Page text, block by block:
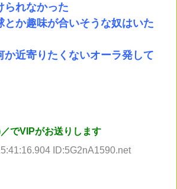
られなかった
とか趣味が合いそうな奴はいた
か近寄りたくないオーラ発して
でVIPがお送りします
ID:5G2nA1590.net